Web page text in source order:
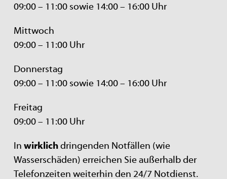
09:00 – 11:00 sowie 14:00 – 16:00 Uhr
Mittwoch
09:00 – 11:00 Uhr
Donnerstag
09:00 – 11:00 sowie 14:00 – 16:00 Uhr
Freitag
09:00 – 11:00 Uhr
In wirklichdringenden Notfällen (wie
Wasserschäden) erreichen Sie außerhalb der
Telefonzeiten weiterhin den 24/7 Notdienst.